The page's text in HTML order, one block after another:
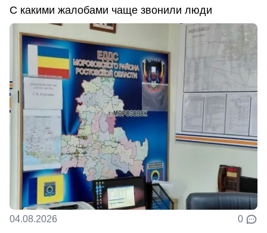
С какими жалобами чаще звонили люди
04.08.2026 0